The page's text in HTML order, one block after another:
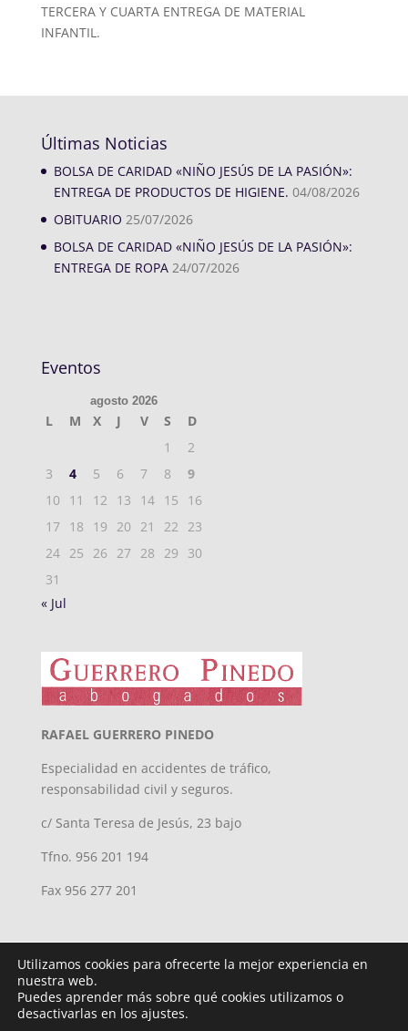
TERCERA Y CUARTA ENTREGA DE MATERIAL
INFANTIL.
Últimas Noticias
BOLSA DE CARIDAD «NIÑO JESÚS DE LA PASIÓN»:
ENTREGA DE PRODUCTOS DE HIGIENE. 04/08/2026
OBITUARIO 25/07/2026
BOLSA DE CARIDAD «NIÑO JESÚS DE LA PASIÓN»:
ENTREGA DE ROPA 24/07/2026
Eventos
agosto 2026
L M X J V S
D
1
2
3
4 5 6 7 8
9
10
11 12 13 14 15
16
17
18 19 20 21 22
23
24 25 26 27 28 29
30
31
« Jul
RAFAEL GUERRERO PINEDO
Especialidad en accidentes de tráfico,
responsabilidad civil y seguros.
c/ Santa Teresa de Jesús, 23 bajo
Tfno. 956 201 194
Fax 956 277 201
Utilizamos cookies para ofrecerte la mejor experiencia en
nuestra web.
Puedes aprender más sobre qué cookies utilizamos o
desactivarlas en los ajustes.